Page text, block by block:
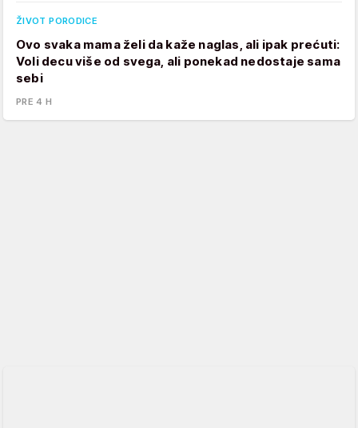
ŽIVOT PORODICE
Ovo svaka mama želi da kaže naglas, ali ipak prećuti:
Voli decu više od svega, ali ponekad nedostaje sama
sebi
PRE 4 H